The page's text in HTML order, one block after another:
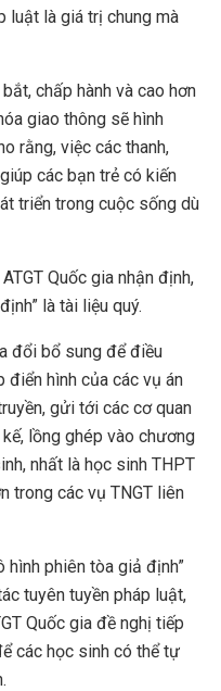
luật là giá trị chung mà
chấp hành và cao hơn
giao thông sẽ hình
rằng, việc các thanh,
các bạn trẻ có kiến
triển trong cuộc sống dù
Quốc gia nhận định,
là tài liệu quý.
đổi bổ sung để điều
điển hình của các vụ án
gửi tới các cơ quan
lồng ghép vào chương
nhất là học sinh THPT
trong các vụ TNGT liên
hình phiên tòa giả định”
tuyên tuyền pháp luật,
Quốc gia đề nghị tiếp
các học sinh có thể tự